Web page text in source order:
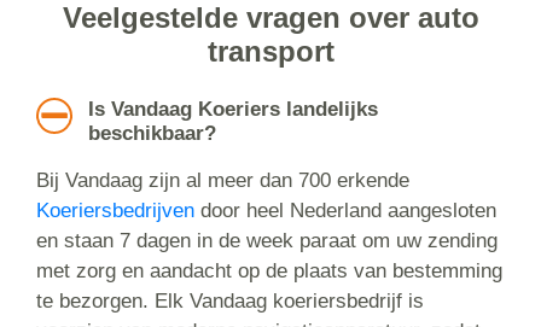
Veelgestelde vragen over auto
transport
Is Vandaag Koeriers landelijks
beschikbaar?
Bij Vandaag zijn al meer dan 700 erkende
Koeriersbedrijven door heel Nederland aangesloten
en staan 7 dagen in de week paraat om uw zending
met zorg en aandacht op de plaats van bestemming
te bezorgen. Elk Vandaag koeriersbedrijf is